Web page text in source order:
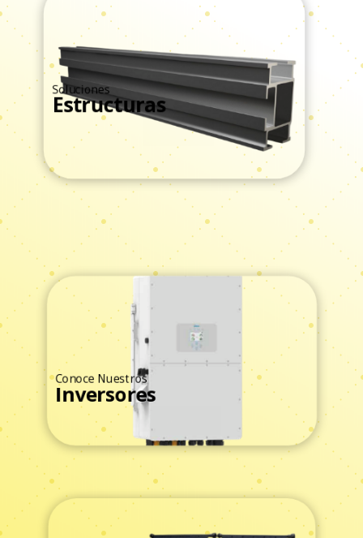
Soluciones
Estructuras
Ver Todos
Conoce Nuestros
Inversores